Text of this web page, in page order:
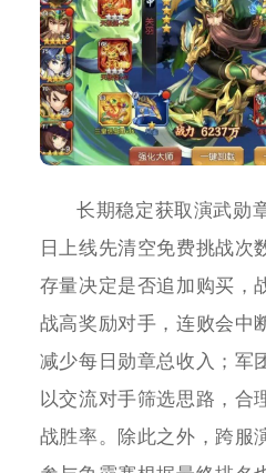
长期稳定获取演武勋
日上线先清空免费挑战次
存量决定是否追加购买，
战高奖励对手，连败会中
减少每日勋章总收入；军
以交流对手筛选思路，合
战胜率。除此之外，跨服